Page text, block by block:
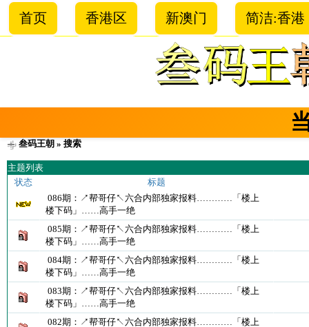
首页 香港区 新澳门 简洁:香港
叁码王朝 » 搜索
主题列表
状态
标题
086期：↗帮哥仔↖六合内部独家报料…………「楼上
楼下码」……高手一绝
085期：↗帮哥仔↖六合内部独家报料…………「楼上
楼下码」……高手一绝
084期：↗帮哥仔↖六合内部独家报料…………「楼上
楼下码」……高手一绝
083期：↗帮哥仔↖六合内部独家报料…………「楼上
楼下码」……高手一绝
082期：↗帮哥仔↖六合内部独家报料…………「楼上